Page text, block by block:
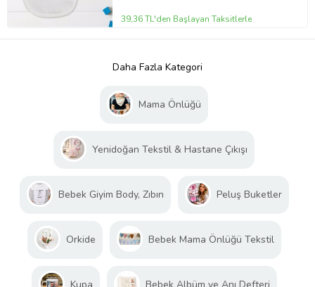
39,36 TL'den Başlayan Taksitlerle
Daha Fazla Kategori
Mama Önlüğü
Yenidoğan Tekstil & Hastane Çıkışı
Bebek Giyim Body, Zıbın Peluş Buketler
Orkide Bebek Mama Önlüğü Tekstil
Kupa Bebek Albüm ve Anı Defteri